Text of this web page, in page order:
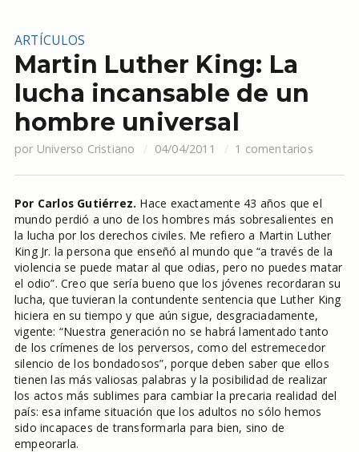
ARTÍCULOS
Martin Luther King: La
lucha incansable de un
hombre universal
por Universo Cristiano 04/04/2011 1 comentarios
Por Carlos Gutiérrez. Hace exactamente 43 años que el
mundo perdió a uno de los hombres más sobresalientes en
la lucha por los derechos civiles. Me refiero a Martin Luther
King Jr. la persona que enseñó al mundo que “a través de la
violencia se puede matar al que odias, pero no puedes matar
el odio”. Creo que sería bueno que los jóvenes recordaran su
lucha, que tuvieran la contundente sentencia que Luther King
hiciera en su tiempo y que aún sigue, desgraciadamente,
vigente: “Nuestra generación no se habrá lamentado tanto
de los crímenes de los perversos, como del estremecedor
silencio de los bondadosos”, porque deben saber que ellos
tienen las más valiosas palabras y la posibilidad de realizar
los actos más sublimes para cambiar la precaria realidad del
país: esa infame situación que los adultos no sólo hemos
sido incapaces de transformarla para bien, sino de
empeorarla.